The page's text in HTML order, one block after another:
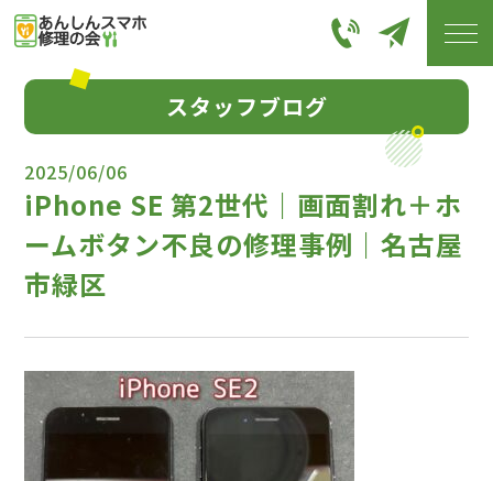
スタッフブログ
2025/06/06
iPhone SE 第2世代｜画面割れ＋ホ
ームボタン不良の修理事例｜名古屋
市緑区